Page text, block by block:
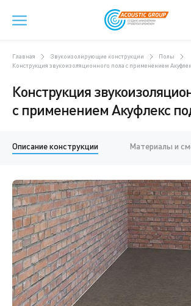
Главная Звукоизолирующие конструкции
Полы
Конструкция звукоизоляционного пола с применением
Конструкция
с применением Акуфлекс
Описание конструкции Материалы и